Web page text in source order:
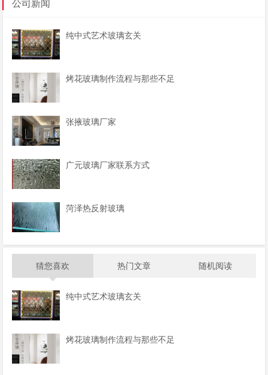
公司新闻
纯中式艺术玻璃玄关
烤花玻璃制作流程与那些不足
张掖玻璃厂家
广元玻璃厂家联系方式
菏泽热反射玻璃
猜您喜欢 热门文章 随机阅读
纯中式艺术玻璃玄关
烤花玻璃制作流程与那些不足